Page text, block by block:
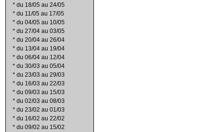
* du 18/05 au 24/05
* du 11/05 au 17/05
* du 04/05 au 10/05
* du 27/04 au 03/05
* du 20/04 au 26/04
* du 13/04 au 19/04
* du 06/04 au 12/04
* du 30/03 au 05/04
* du 23/03 au 29/03
* du 16/03 au 22/03
* du 09/03 au 15/03
* du 02/03 au 08/03
* du 23/02 au 01/03
* du 16/02 au 22/02
* du 09/02 au 15/02